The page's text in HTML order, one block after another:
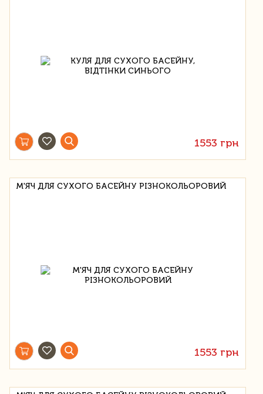
1553 грн
М'ЯЧ ДЛЯ СУХОГО БАСЕЙНУ РІЗНОКОЛЬОРОВИЙ
1553 грн